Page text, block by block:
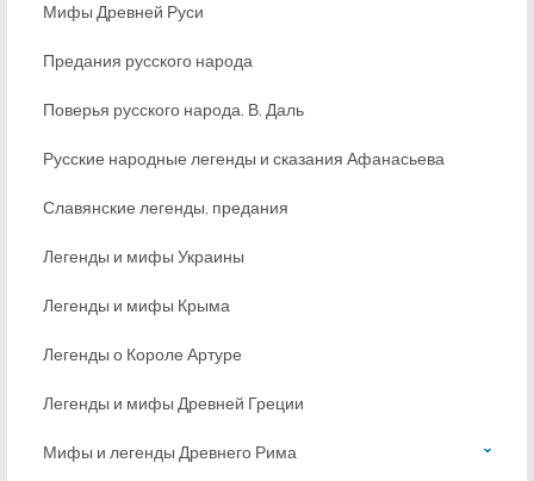
Мифы Древней Руси
Предания русского народа
Поверья русского народа. В. Даль
Русские народные легенды и сказания Афанасьева
Славянские легенды, предания
Легенды и мифы Украины
Легенды и мифы Крыма
Легенды о Короле Артуре
Легенды и мифы Древней Греции
Мифы и легенды Древнего Рима